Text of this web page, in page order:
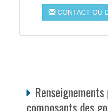
CONTACT OU
composants des